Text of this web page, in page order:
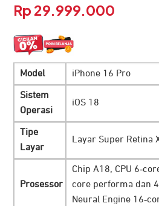
Rp 29.999.000
Model iPhone 16 Pro
Sistem
Operasi
iOS 18
Tipe
Layar
Layar Super Retina
Prosessor
Chip A18, CPU
core performa dan
Neural Engine